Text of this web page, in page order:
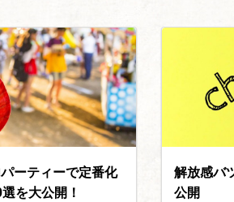
ーティーで定番化
を大公開！
解放感バ
公開